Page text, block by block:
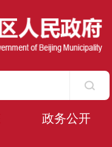
政务公开